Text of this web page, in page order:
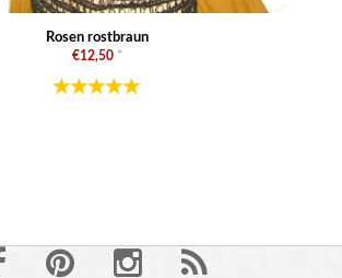
Rosen rostbraun
€12,50 *